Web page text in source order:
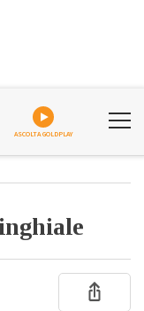
ASCOLTA GOLDPLAY